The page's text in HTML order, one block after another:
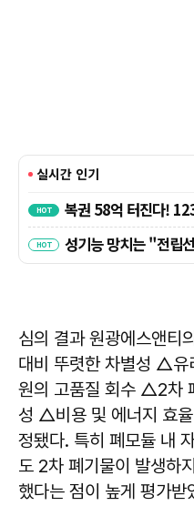
심의 결과 원광에스앤티
대비 뚜렷한 차별성 △유
원의 고품질 회수 △2차
성 △비용 및 에너지 효
정됐다. 특히 폐모듈 내
도 2차 폐기물이 발생하
했다는 점이 높게 평가받